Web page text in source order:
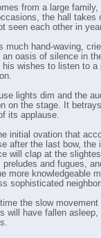
from a large
the hall takes
seen each other in
much hand-waving,
an oasis of silence in
his wishes to listen to a
lights dim and the
on the stage. It
its applause.
initial ovation that
after the last bow,
will clap at the
preludes and fugues,
more knowledgeable
sophisticated
the slow
will have fallen